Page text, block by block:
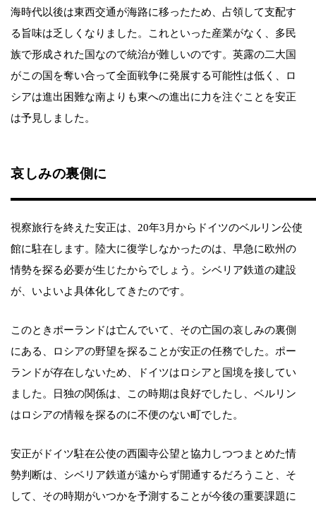
海時代以後は東西交通が海路に移ったため、占領して支配す
る旨味は乏しくなりました。これといった産業がなく、多民
族で形成された国なので統治が難しいのです。英露の二大国
がこの国を奪い合って全面戦争に発展する可能性は低く、ロ
シアは進出困難な南よりも東への進出に力を注ぐことを安正
は予見しました。
哀しみの裏側に
視察旅行を終えた安正は、20年3月からドイツのベルリン公使
館に駐在します。陸大に復学しなかったのは、早急に欧州の
情勢を探る必要が生じたからでしょう。シベリア鉄道の建設
が、いよいよ具体化してきたのです。
このときポーランドは亡んでいて、その亡国の哀しみの裏側
にある、ロシアの野望を探ることが安正の任務でした。ポー
ランドが存在しないため、ドイツはロシアと国境を接してい
ました。日独の関係は、この時期は良好でしたし、ベルリン
はロシアの情報を探るのに不便のない町でした。
安正がドイツ駐在公使の西園寺公望と協力しつつまとめた情
勢判断は、シベリア鉄道が遠からず開通するだろうこと、そ
して、その時期がいつかを予測することが今後の重要課題に